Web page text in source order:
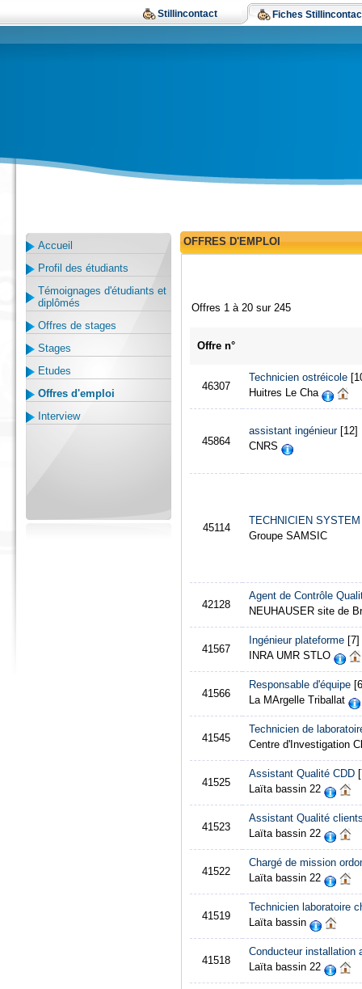
Stillincontact Fiches
Accueil
Profil des étudiants
Témoignages d'étudiants et
diplômés
Offres de stages
Stages
Etudes
Offres d'emploi
Interview
OFFRES D'EMPLOI
Offres 1 à 20 sur 245
Offre n°
46307
Technicien ostréicole
Huitres Le Cha
45864
assistant ingénieur[12]
CNRS
45114
TECHNICIEN
Groupe SAMSIC
42128
Agent de Contrôle
NEUHAUSER site de
41567
Ingénieur plateforme [7]
INRA UMR STLO
41566
Responsable d'équipe
La MArgelle Triballat
41545
Technicien de
Centre d'Investigation
41525
Assistant Qualité CDD
Laïta bassin 22
41523
Assistant Qualité
Laïta bassin 22
41522
Chargé de mission
Laïta bassin 22
41519
Technicien laboratoire
Laïta bassin
41518
Conducteur installation
Laïta bassin 22